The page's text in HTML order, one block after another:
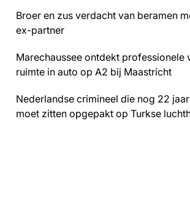
Broer en zus verdacht van beramen
ex-partner
Marechaussee ontdekt professionele
ruimte in auto op A2 bij Maastricht
Nederlandse crimineel die nog 22
moet zitten opgepakt op Turkse